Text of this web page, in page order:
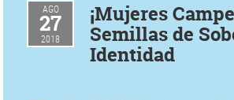
AGO
27
2018
¡Mujeres
Semillas de
Identidad